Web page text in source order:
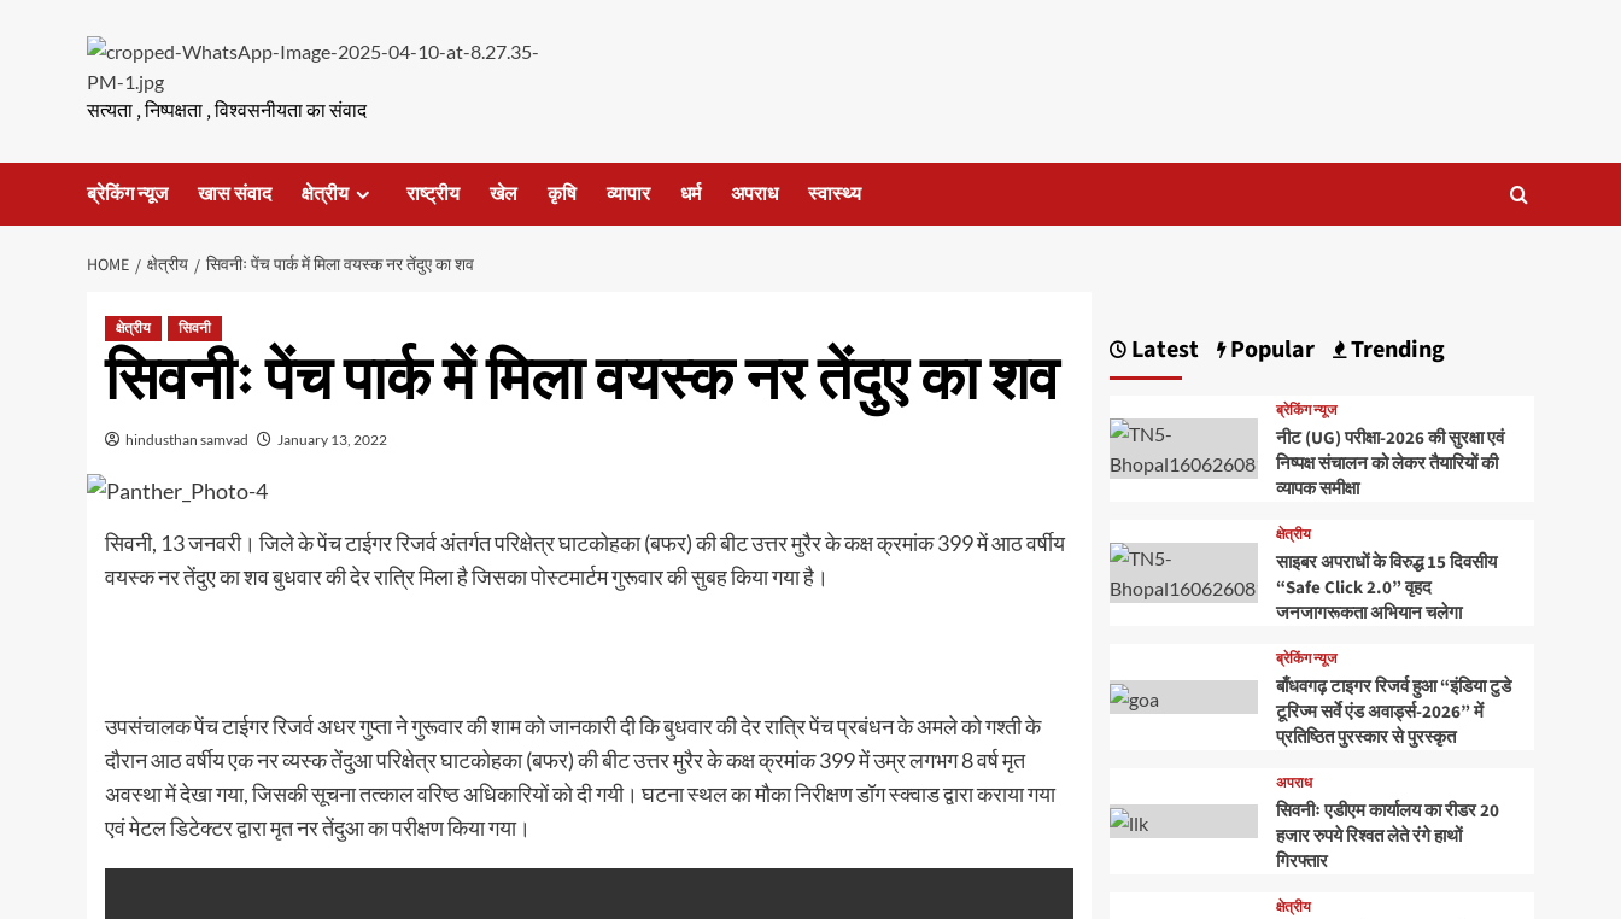
सत्यता , निष्पक्षता , विश्वसनीयता का संवाद
ब्रेकिंग न्यूज खास संवाद क्षेत्रीय राष्ट्रीय खेल कृषि व्यापार धर्म अपराध स्वास्थ्य
HOME क्षेत्रीय सिवनीः पेंच पार्क में मिला वयस्क नर तेंदुए का शव
क्षेत्रीय सिवनी
सिवनीः पेंच पार्क में मिला वयस्क नर तेंदुए का शव
hindusthan samvad January 13, 2022
सिवनी, 13 जनवरी। जिले के पेंच टाईगर रिजर्व अंतर्गत परिक्षेत्र घाटकोहका (बफर) की बीट उत्तर मुरैर के कक्ष क्रमांक 399 में आठ वर्षीय
वयस्क नर तेंदुए का शव बुधवार की देर रात्रि मिला है जिसका पोस्टमार्टम गुरूवार की सुबह किया गया है।
उपसंचालक पेंच टाईगर रिजर्व अधर गुप्ता ने गुरूवार की शाम को जानकारी दी कि बुधवार की देर रात्रि पेंच प्रबंधन के अमले को गश्ती के
दौरान आठ वर्षीय एक नर व्यस्क तेंदुआ परिक्षेत्र घाटकोहका (बफर) की बीट उत्तर मुरैर के कक्ष क्रमांक 399 में उम्र लगभग 8 वर्ष मृत
अवस्था में देखा गया, जिसकी सूचना तत्काल वरिष्ठ अधिकारियों को दी गयी। घटना स्थल का मौका निरीक्षण डॉग स्क्वाड द्वारा कराया गया
एवं मेटल डिटेक्टर द्वारा मृत नर तेंदुआ का परीक्षण किया गया।
Latest Popular Trending
ब्रेकिंग न्यूज
नीट (UG) परीक्षा-2026 की सुरक्षा एवं
निष्पक्ष संचालन को लेकर तैयारियों की
व्यापक समीक्षा
क्षेत्रीय
साइबर अपराधों के विरुद्ध 15 दिवसीय
“Safe Click 2.0” वृहद
जनजागरूकता अभियान चलेगा
ब्रेकिंग न्यूज
बाँधवगढ़ टाइगर रिजर्व हुआ “इंडिया टुडे
टूरिज्म सर्वे एंड अवार्ड्स-2026” में
प्रतिष्ठित पुरस्कार से पुरस्कृत
अपराध
सिवनीः एडीएम कार्यालय का रीडर 20
हजार रुपये रिश्वत लेते रंगे हाथों
गिरफ्तार
क्षेत्रीय